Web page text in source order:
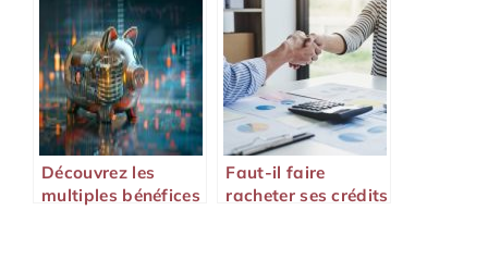
Découvrez les
multiples bénéfices
Faut-il faire
racheter ses crédits